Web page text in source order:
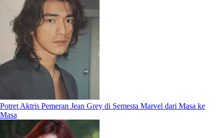
Potret Aktris Pemeran Jean Grey di Semesta Marvel dari Masa ke
Masa